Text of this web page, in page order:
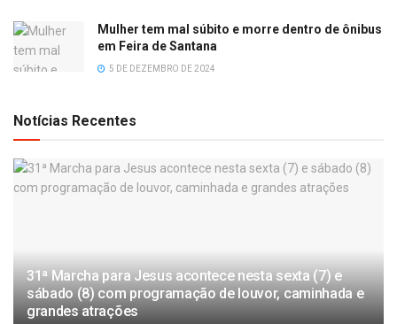
Mulher tem mal súbito e morre dentro de ônibus
em Feira de Santana
5 DE DEZEMBRO DE 2024
Notícias Recentes
31ª Marcha para Jesus acontece nesta sexta (7) e
sábado (8) com programação de louvor, caminhada e
grandes atrações